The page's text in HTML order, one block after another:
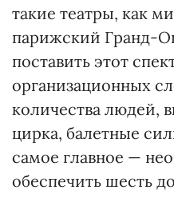
такие театры, как
парижский Гранд-
поставить этот
организационных
количества людей,
цирка, балетные
самое главное —
обеспечить шесть